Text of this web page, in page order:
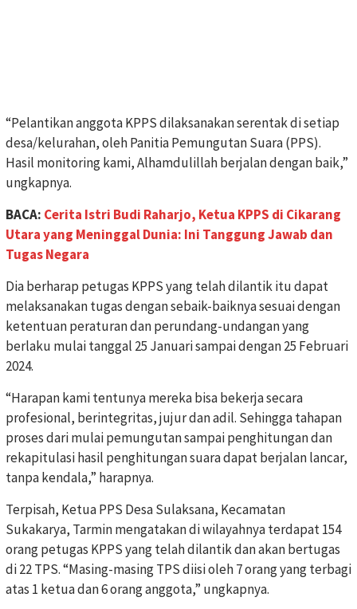
“Pelantikan anggota KPPS dilaksanakan serentak di setiap
desa/kelurahan, oleh Panitia Pemungutan Suara (PPS).
Hasil monitoring kami, Alhamdulillah berjalan dengan baik,”
ungkapnya.
BACA: Cerita Istri Budi Raharjo, Ketua KPPS di Cikarang
Utara yang Meninggal Dunia: Ini Tanggung Jawab dan
Tugas Negara
Dia berharap petugas KPPS yang telah dilantik itu dapat
melaksanakan tugas dengan sebaik-baiknya sesuai dengan
ketentuan peraturan dan perundang-undangan yang
berlaku mulai tanggal 25 Januari sampai dengan 25 Februari
2024.
“Harapan kami tentunya mereka bisa bekerja secara
profesional, berintegritas, jujur dan adil. Sehingga tahapan
proses dari mulai pemungutan sampai penghitungan dan
rekapitulasi hasil penghitungan suara dapat berjalan lancar,
tanpa kendala,” harapnya.
Terpisah, Ketua PPS Desa Sulaksana, Kecamatan
Sukakarya, Tarmin mengatakan di wilayahnya terdapat 154
orang petugas KPPS yang telah dilantik dan akan bertugas
di 22 TPS. “Masing-masing TPS diisi oleh 7 orang yang terbagi
atas 1 ketua dan 6 orang anggota,” ungkapnya.